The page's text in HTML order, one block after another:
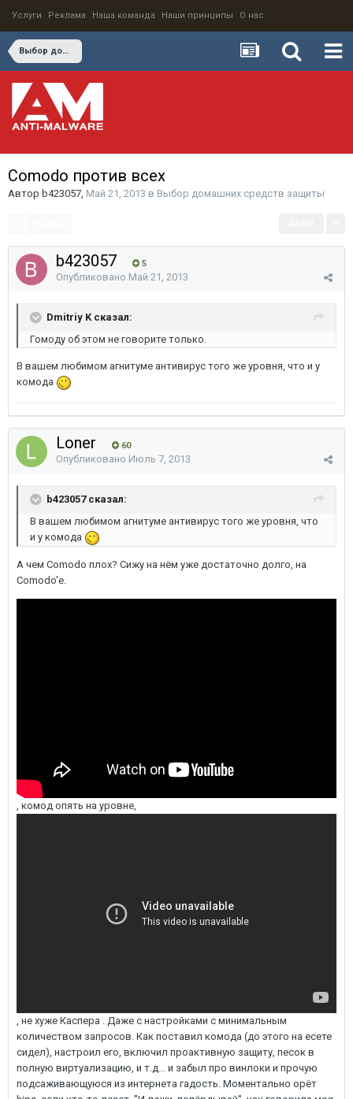
Услуги Реклама Наша команда Наши принципы О нас
Выбор домашних средств защиты
Comodo против всех
Автор b423057, Май 21, 2013 в Выбор домашних средств защиты
b423057 5
Опубликовано Май 21, 2013
Dmitriy K сказал:
Гомоду об этом не говорите только.
В вашем любимом агнитуме антивирус того же уровня, что и у
комода
Loner 60
Опубликовано Июль 7, 2013
b423057 сказал:
В вашем любимом агнитуме антивирус того же уровня, что
и у комода
А чем Comodo плох? Сижу на нём уже достаточно долго, на
Comodo'е.
, комод опять на уровне,
, не хуже Каспера . Даже с настройками с минимальным
количеством запросов. Как поставил комода (до этого на есете
сидел), настроил его, включил проактивную защиту, песок в
полную виртуализацию, и т.д... и забыл про винлоки и прочую
подсаживающуюся из интернета гадость. Моментально орёт